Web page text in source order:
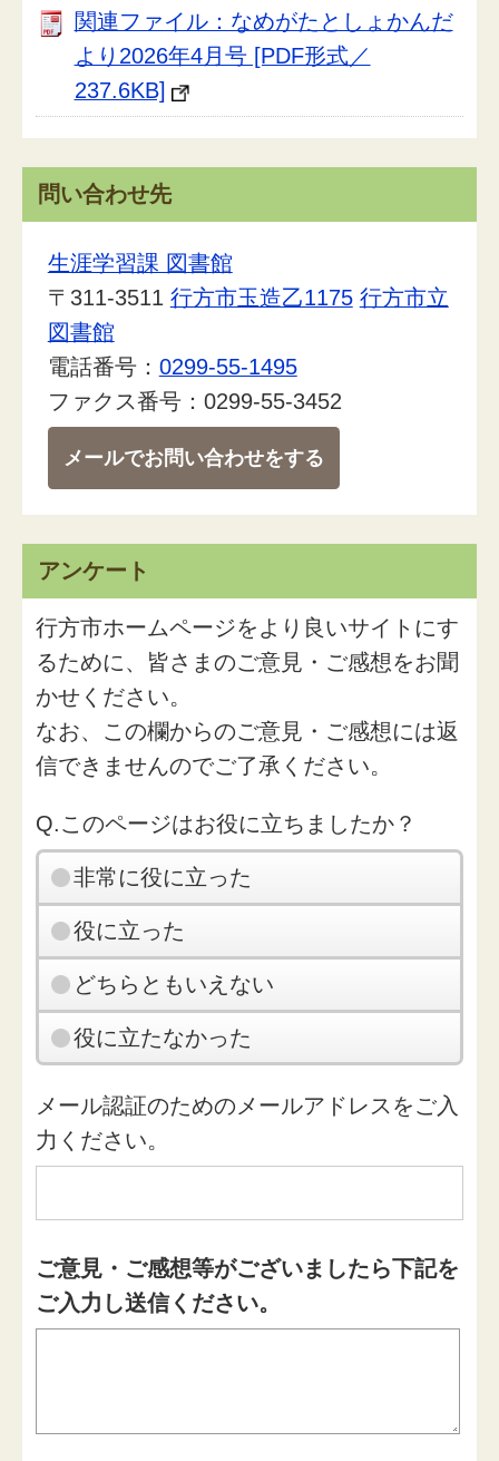
関連ファイル：なめがたとしょかんだ
より2026年4月号 [PDF形式／
237.6KB]
問い合わせ先
生涯学習課 図書館
〒311-3511 行方市玉造乙1175 行方市立
図書館
電話番号： 0299-55-1495
ファクス番号：0299-55-3452
メールでお問い合わせをする
アンケート
行方市ホームページをより良いサイトにす
るために、皆さまのご意見・ご感想をお聞
かせください。
なお、この欄からのご意見・ご感想には返
信できませんのでご了承ください。
Q.このページはお役に立ちましたか？
非常に役に立った
役に立った
どちらともいえない
役に立たなかった
メール認証のためのメールアドレスをご入
力ください。
ご意見・ご感想等がございましたら下記を
ご入力し送信ください。